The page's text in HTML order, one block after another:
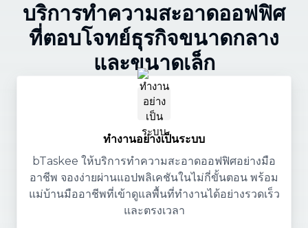
บริการทำความสะอาดออฟฟิศ
ที่ตอบโจทย์ธุรกิจขนาดกลาง
และขนาดเล็ก
ทำงานอย่างเป็นระบบ
bTaskee ให้บริการทำความสะอาดออฟฟิศอย่างมือ
อาชีพ จองง่ายผ่านแอปพลิเคชันในไม่กี่ขั้นตอน พร้อม
แม่บ้านมืออาชีพที่เข้าดูแลพื้นที่ทำงานได้อย่างรวดเร็ว
และตรงเวลา